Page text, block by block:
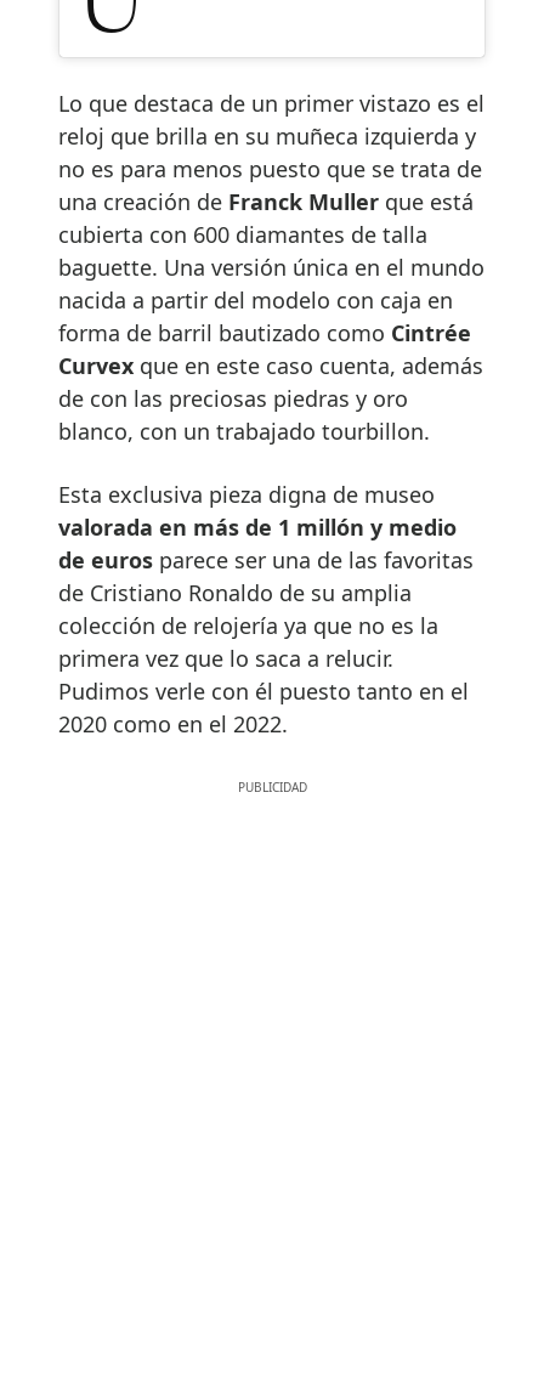
Lo que destaca de un primer vistazo es el
reloj que brilla en su muñeca izquierda y
no es para menos puesto que se trata de
una creación de Franck Muller que está
cubierta con 600 diamantes de talla
baguette. Una versión única en el mundo
nacida a partir del modelo con caja en
forma de barril bautizado como Cintrée
Curvex que en este caso cuenta, además
de con las preciosas piedras y oro
blanco, con un trabajado tourbillon.
Esta exclusiva pieza digna de museo
valorada en más de 1 millón y medio
de euros parece ser una de las favoritas
de Cristiano Ronaldo de su amplia
colección de relojería ya que no es la
primera vez que lo saca a relucir.
Pudimos verle con él puesto tanto en el
2020 como en el 2022.